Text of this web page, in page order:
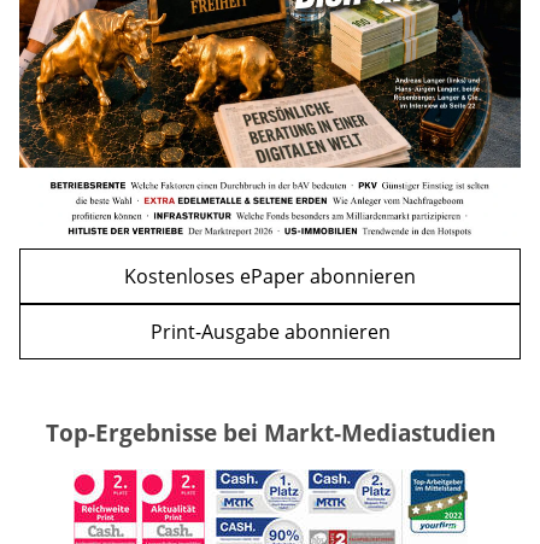
WEITERE ARTIKEL
zurückweiter
Kostenloses ePaper abonnieren
Print-Ausgabe abonnieren
Top-Ergebnisse bei Markt-Mediastudien